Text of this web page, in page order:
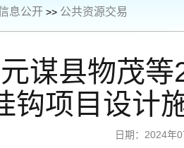
息公开 >> 公共资源交易
谋县物茂
钩项目设计
日期：2024